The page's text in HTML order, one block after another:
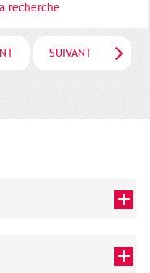
recherche
SUIVANT